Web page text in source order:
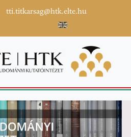
tti.titkarsag@htk.elte.hu